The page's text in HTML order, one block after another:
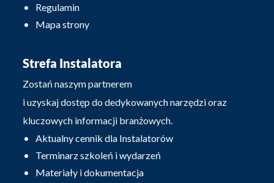
Regulamin
Mapa strony
Strefa Instalatora
Zostań naszym partnerem
i uzyskaj dostęp do dedykowanych narzędzi oraz
kluczowych informacji branżowych.
Aktualny cennik dla Instalatorów
Terminarz szkoleń i wydarzeń
Materiały i dokumentacja